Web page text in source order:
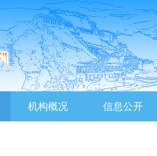
机构概况 信息公开